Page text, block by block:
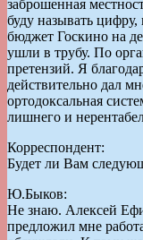
заброшенная
буду называть
бюджет Госкино на
ушли в трубу. По
претензий. Я
действительно дал
ортодоксальная
лишнего и
Корреспондент:
Будет ли Вам
Ю.Быков:
Не знаю. Алексей
предложил мне